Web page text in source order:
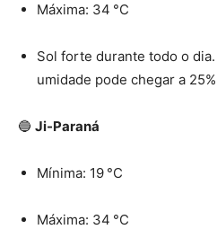
Máxima: 34 °C
Sol forte durante todo o
umidade pode chegar a
🔵 Ji-Paraná
Mínima: 19 °C
Máxima: 34 °C